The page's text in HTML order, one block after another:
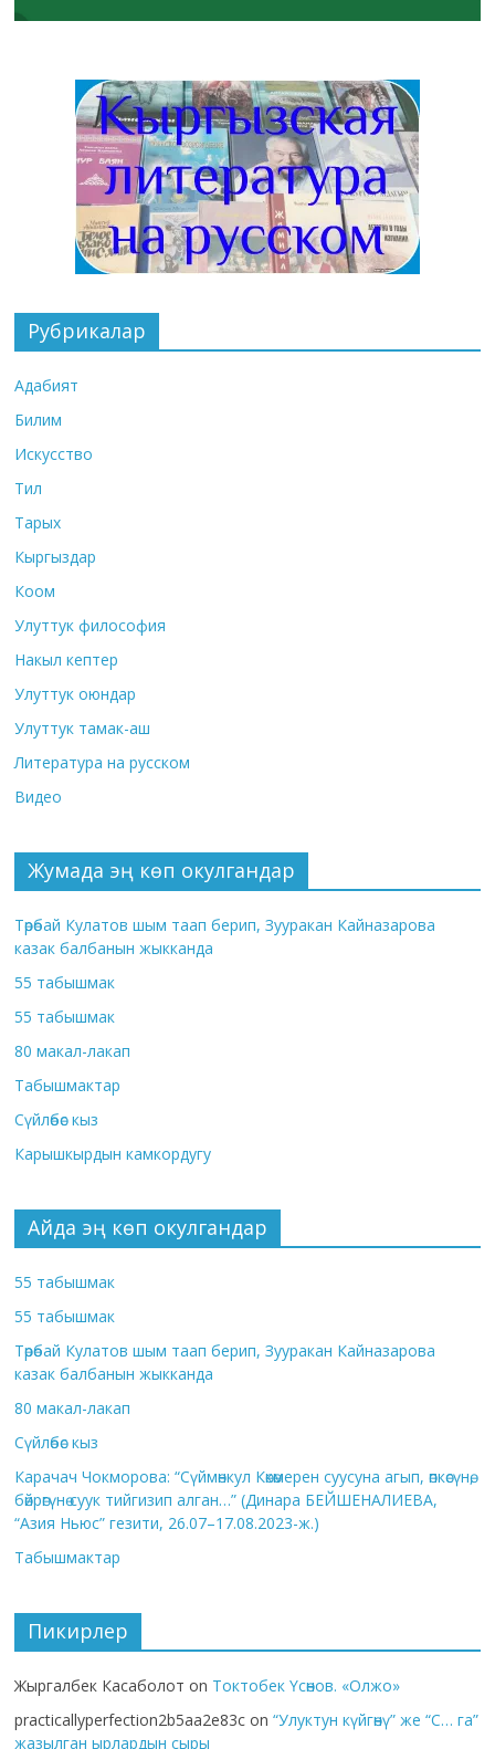
Рубрикалар
Адабият
Билим
Искусство
Тил
Тарых
Кыргыздар
Коом
Улуттук философия
Накыл кептер
Улуттук оюндар
Улуттук тамак-аш
Литература на русском
Видео
Жумада эң көп окулгандар
Төрөбай Кулатов шым таап берип, Зууракан Кайназарова
казак балбанын жыкканда
55 табышмак
55 табышмак
80 макал-лакап
Табышмактар
Сүйлөбөс кыз
Карышкырдын камкордугу
Айда эң көп окулгандар
55 табышмак
55 табышмак
Төрөбай Кулатов шым таап берип, Зууракан Кайназарова
казак балбанын жыкканда
80 макал-лакап
Сүйлөбөс кыз
Карачач Чокморова: “Сүймөнкул Көкөмерен суусуна агып, өпкөсүнө,
бөйрөгүнө суук тийгизип алган…” (Динара БЕЙШЕНАЛИЕВА,
“Азия Ньюс” гезити, 26.07–17.08.2023-ж.)
Табышмактар
Пикирлер
Жыргалбек Касаболот on Токтобек Үсөнов. «Олжо»
practicallyperfection2b5aa2e83c on“Улуктун күйгөнү” же “С… га”
жазылган ырлардын сыры